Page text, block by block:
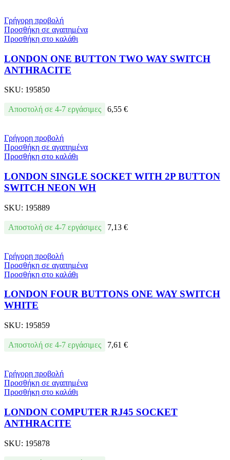
Γρήγορη προβολή
Προσθήκη σε αγαπημένα
Προσθήκη στο καλάθι
LONDON ONE BUTTON TWO WAY SWITCH
ANTHRACITE
SKU: 195850
Αποστολή σε 4-7 εργάσιμες 6,55 €
Γρήγορη προβολή
Προσθήκη σε αγαπημένα
Προσθήκη στο καλάθι
LONDON SINGLE SOCKET WITH 2P BUTTON
SWITCH NEON WH
SKU: 195889
Αποστολή σε 4-7 εργάσιμες 7,13 €
Γρήγορη προβολή
Προσθήκη σε αγαπημένα
Προσθήκη στο καλάθι
LONDON FOUR BUTTONS ONE WAY SWITCH
WHITE
SKU: 195859
Αποστολή σε 4-7 εργάσιμες 7,61 €
Γρήγορη προβολή
Προσθήκη σε αγαπημένα
Προσθήκη στο καλάθι
LONDON COMPUTER RJ45 SOCKET
ANTHRACITE
SKU: 195878